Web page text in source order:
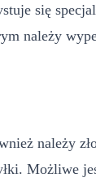
się
należy
należy
Możliwe